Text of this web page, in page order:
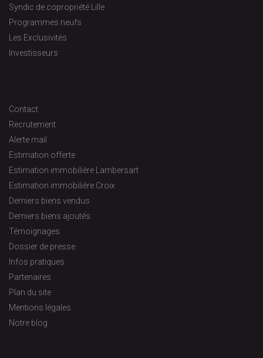
Syndic de copropriété Lille
Programmes neufs
Les Exclusivités
Investisseurs
Contact
Recrutement
Alerte mail
Estimation offerte
Estimation immobilière Lambersart
Estimation immobilière Croix
Derniers biens vendus
Derniers biens ajoutés
Témoignages
Dossier de presse
Infos pratiques
Partenaires
Plan du site
Mentions légales
Notre blog